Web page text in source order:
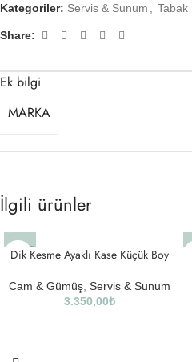
Kategoriler: Servis & Sunum Tabak
Share:
Ek bilgi
MARKA
İlgili ürünler
SOLD
OUT
Dik Kesme Ayaklı Kase Küçük Boy
Cam & Gümüş Servis & Sunum
3.350,00₺